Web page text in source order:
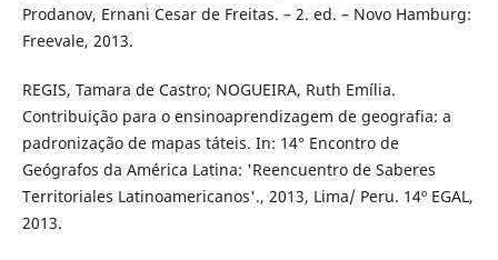
Prodanov, Ernani Cesar de Freitas. – 2. ed. – Novo Hamburg:
Freevale, 2013.
REGIS, Tamara de Castro; NOGUEIRA, Ruth Emília.
Contribuição para o ensinoaprendizagem de geografia: a
padronização de mapas táteis. In: 14° Encontro de
Geógrafos da América Latina: 'Reencuentro de Saberes
Territoriales Latinoamericanos'., 2013, Lima/ Peru. 14º EGAL,
2013.